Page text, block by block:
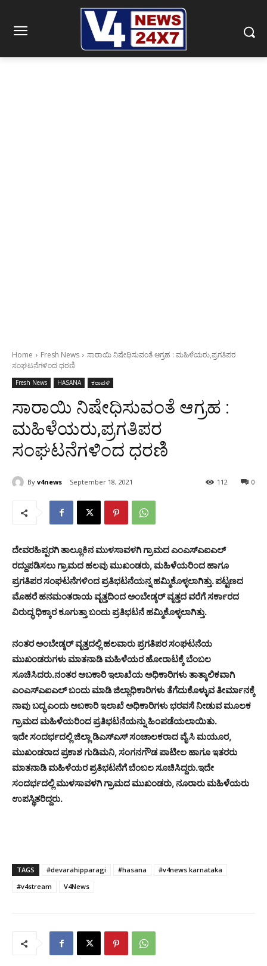
Home Fresh News
ಸಾರಾಯಿ ನಿಷೇಧಿಸುವಂತೆ ಆಗ್ರಹ : ಮಹಿಳೆಯರು,ಪ್ರಗತಿಪರ
ಸಂಘಟನೆಗಳಿಂದ ಧರಣಿ
Fresh News HASANA ಕರಾವಳಿ
ಸಾರಾಯಿ ನಿಷೇಧಿಸುವಂತೆ ಆಗ್ರಹ :
ಮಹಿಳೆಯರು,ಪ್ರಗತಿಪರ
ಸಂಘಟನೆಗಳಿಂದ ಧರಣಿ
By v4news September 18, 2021 0
112
ದೇವರಹಿಪ್ಪರಗಿ ತಾಲ್ಲೂಕಿನ ಮುಳಸಾವಳಗಿ ಗ್ರಾಮದ ಎಂಎಸ್‍ಎಐಎಲ್
ರದ್ದುಪಡಿಸಲು ಗ್ರಾಮದ ಹಲವು ಮುಖಂಡರು, ಮಹಿಳೆಯರಿಂದ ಹಾಗೂ
ಪ್ರಗತಿಪರ ಸಂಘಟನೆಗಳಿಂದ ಪ್ರತಿಭಟನೆಯನ್ನ ಹಮ್ಮಿಕೊಳ್ಳಲಾಗಿತ್ತು. ಪಟ್ಟಣದ
ಮೊಹರೆ ಹನಮಂತರಾಯ ವೃತ್ತದಿಂದ ಅಂಬೇಡ್ಕರ್ ವೃತ್ತದ ವರೆಗೆ ಸರ್ಕಾರದ
ವಿರುದ್ಧ ಧಿಕ್ಕಾರ ಕೂಗುತ್ತಾ ಬಂದು ಪ್ರತಿಭಟನೆ ಹಮ್ಮಿಕೊಳ್ಳಲಾಗಿತ್ತು.
ನಂತರ ಅಂಬೇಡ್ಕರ್ ವೃತ್ತದಲ್ಲಿ ಹಲವಾರು ಪ್ರಗತಿಪರ ಸಂಘಟನೆಯ
ಮುಖಂಡರುಗಳು ಮಾತನಾಡಿ ಮಹಿಳೆಯರ ಹೋರಾಟಕ್ಕೆ ಬೆಂಬಲ
ಸೂಚಿಸಿದರು.ನಂತರ ಅಬಕಾರಿ ಇಲಾಖೆಯ ಅಧಿಕಾರಿಗಳು ತಾತ್ಕಾಲಿಕವಾಗಿ
ಎಂಎಸ್‍ಎಐಎಲ್ ಬಂದು ಮಾಡಿ ಜಿಲ್ಲಾಧಿಕಾರಿಗಳು ತೆಗೆದುಕೊಳ್ಳುವ ತೀರ್ಮಾನಕ್ಕೆ
ನಾವು ಬದ್ಧ ಎಂದು ಅಬಕಾರಿ ಇಲಾಖೆ ಅಧಿಕಾರಿಗಳು ಭರವಸೆ ನೀಡುವ ಮೂಲಕ
ಗ್ರಾಮದ ಮಹಿಳೆಯರಿಂದ ಪ್ರತಿಭಟನೆಯನ್ನು ಹಿಂಪಡೆಯಲಾಯಿತು.
ಇದೇ ಸಂದರ್ಭದಲ್ಲಿ ಜಿಲ್ಲಾ ಡಿಎಸ್‍ಎಸ್ ಸಂಚಾಲಕರಾದ ವೈ ಸಿ ಮಯೂರ,
ಮುಖಂಡರಾದ ಪ್ರಕಾಶ ಗುಡಿಮನಿ, ಸಂಗನಗೌಡ ಪಾಟೀಲ ಹಾಗೂ ಇತರರು
ಮಾತನಾಡಿ ಮಹಿಳೆಯರ ಪ್ರತಿಭಟನೆಗೆ ಬೆಂಬಲ ಸೂಚಿಸಿದ್ದರು.ಇದೇ
ಸಂದರ್ಭದಲ್ಲಿ ಮುಳಸಾವಳಗಿ ಗ್ರಾಮದ ಮುಖಂಡರು, ನೂರಾರು ಮಹಿಳೆಯರು
ಉಪಸ್ಥಿತರಿದ್ದರು.
TAGS #devarahipparagi #hasana
#v4news karnataka
#v4stream
V4News